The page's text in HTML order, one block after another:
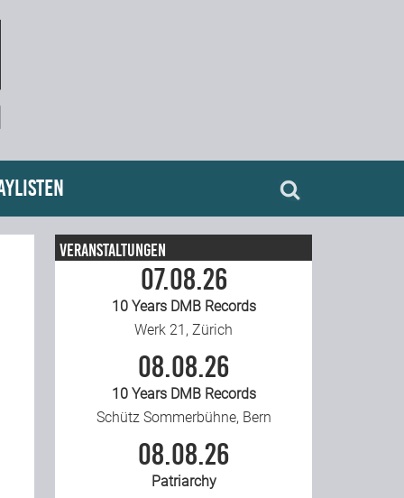
Veranstaltungen
07.08.26
10 Years DMB Records
Werk 21, Zürich
08.08.26
10 Years DMB Records
Schütz Sommerbühne, Bern
08.08.26
Patriarchy